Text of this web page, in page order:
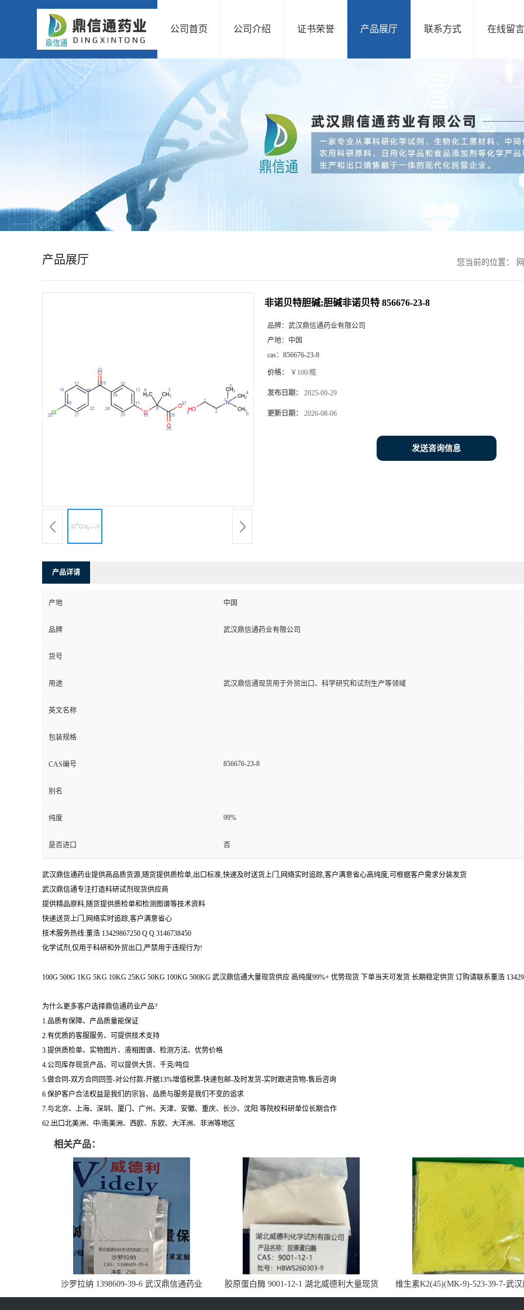
公司首页 公司介绍 证书荣誉 产品展厅 联系方式 在线留言
产品展厅 您当前的位置：
非诺贝特胆碱;胆碱非诺贝特 856676-23-8
品牌： 武汉鼎信通药业有限公司
产地： 中国
cas： 856676-23-8
价格： ￥100/瓶
发布日期： 2025-09-29
更新日期： 2026-08-06
发送咨询信息
产品详请
产地 中国
品牌 武汉鼎信通药业有限公司
货号
用途 武汉鼎信通现货用于外贸出口、科学研究和试剂生产等领域
英文名称
包装规格
CAS编号 856676-23-8
别名
纯度 99%
是否进口 否
武汉鼎信通药业提供高品质货源,随货提供质检单,出口标准,快递及时送货上门,网络实时追踪,客户满意省心高纯度,可根据客户需求分装发货
武汉鼎信通专注打造科研试剂现货供应商
提供精品原料,随货提供质检单和检测图谱等技术资料
快递送货上门,网络实时追踪,客户满意省心
技术服务热线:董浩 13429867250 Q Q 3146738450
化学试剂,仅用于科研和外贸出口,严禁用于违规行为!
100G 500G 1KG 5KG 10KG 25KG 50KG 100KG 500KG 武汉鼎信通大量现货供应 高纯度99%+ 优势现货 下单当天可发货 长期稳定供货 订购请联系董浩
为什么更多客户选择鼎信通药业产品?
1.品质有保障、产品质量能保证
2.有优质的客服服务、可提供技术支持
3.提供质检单、实物图片、液相图谱、检测方法、优势价格
4.公司库存现货产品、可以提供大货、千克/吨位
5.做合同-双方合同回签-对公付款-开据13%增值税票-快递包邮-及时发货-实时跟进货物-售后咨询
6.保护客户合法权益是我们的宗旨、品质与服务是我们不变的追求
7.与北京、上海、深圳、厦门、广州、天津、安徽、重庆、长沙、沈阳 等院校科研单位长期合作
62.出口北美洲、中/南美洲、西欧、东欧、大洋洲、非洲等地区
相关产品：
沙罗拉纳 1398609-39-6 武汉鼎信通药业
胶原蛋白酶 9001-12-1 湖北威德利大量现货
供应
维生素K2(45)(MK-9)-523-39-7-武汉
药业大量现货供应